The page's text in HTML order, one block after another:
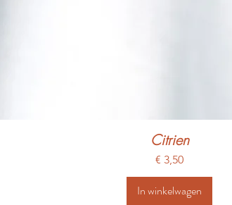
Citrien
Prijs
€ 3,50
In winkelwagen